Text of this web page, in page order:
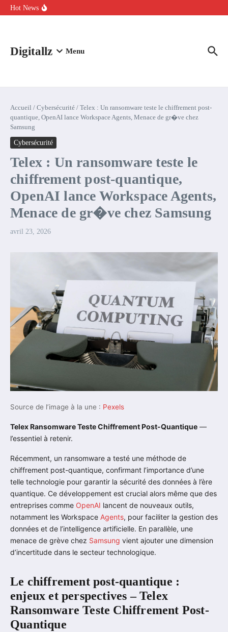
Aller au contenu
Hot News
Comment l’IA simplifie la data de caisse pour la transformer en
Digitallz Menu
Accueil / Cybersécurité / Telex : Un ransomware teste le chiffrement post-
quantique, OpenAI lance Workspace Agents, Menace de gr�ve chez
Samsung
Cybersécurité
Telex : Un ransomware teste le
chiffrement post-quantique,
OpenAI lance Workspace Agents,
Menace de gr�ve chez Samsung
avril 23, 2026
Source de l’image à la une : Pexels
Telex Ransomware Teste Chiffrement Post-Quantique —
l’essentiel à retenir.
Récemment, un ransomware a testé une méthode de
chiffrement post-quantique, confirmant l’importance d’une
telle technologie pour garantir la sécurité des données à l’ère
quantique. Ce développement est crucial alors même que des
entreprises comme OpenAI lancent de nouveaux outils,
notamment les Workspace Agents, pour faciliter la gestion des
données et de l’intelligence artificielle. En parallèle, une
menace de grève chez Samsung vient ajouter une dimension
d’incertitude dans le secteur technologique.
Le chiffrement post-quantique :
enjeux et perspectives – Telex
Ransomware Teste Chiffrement Post-
Quantique